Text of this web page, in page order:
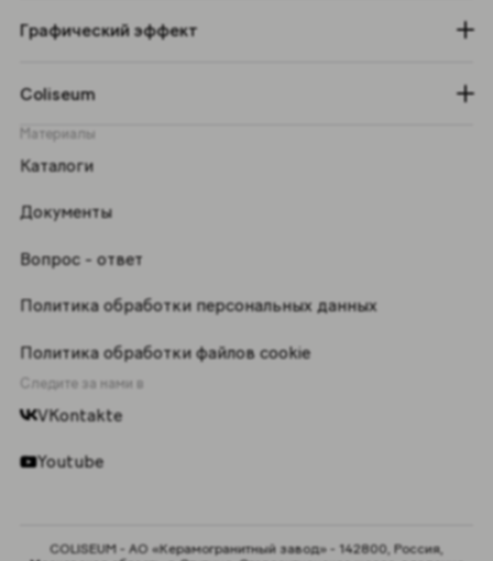
Графический эффект
Coliseum
Материалы
Каталоги
Документы
Вопрос - ответ
Политика обработки персональных данных
Политика обработки файлов cookie
Следите за нами в
VKontakte
Youtube
COLISEUM - АО «Керамогранитный завод» - 142800, Россия,